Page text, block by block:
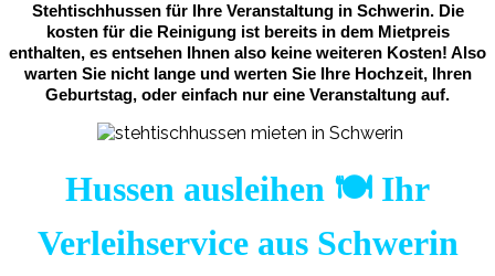
Stehtischhussen für Ihre Veranstaltung in Schwerin. Die
kosten für die Reinigung ist bereits in dem Mietpreis
enthalten, es entsehen Ihnen also keine weiteren Kosten! Also
warten Sie nicht lange und werten Sie Ihre Hochzeit, Ihren
Geburtstag, oder einfach nur eine Veranstaltung auf.
Hussen ausleihen 🍽️ Ihr
Verleihservice aus Schwerin